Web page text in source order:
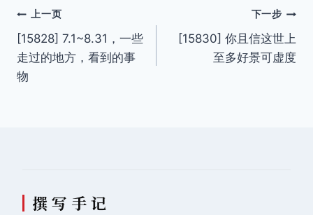
文
章
导
上一页
[15828] 7.1~8.31，一些
走过的地方，看到的事
物
下一步
[15830] 你且信这世上
至多好景可虚度
撰 写 手 记